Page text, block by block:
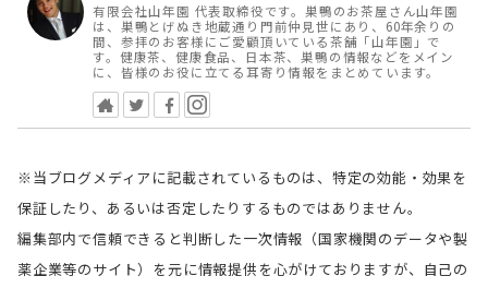
有限会社山年園 代表取締役です。巣鴨のお茶屋さん山年園
は、巣鴨とげぬき地蔵通り門前仲見世にあり、60年余りの
間、参拝のお客様にご愛顧頂いている茶舗「山年園」で
す。健康茶、健康食品、日本茶、巣鴨の情報などをメイン
に、皆様のお役に立てる耳寄り情報をまとめています。
※当ブログメディアに記載されているものは、特定の効能・効果を
保証したり、あるいは否定したりするものではありません。
編集部内で信頼できると判断した一次情報（国家機関のデータや製
薬企業等のサイト）を元に情報提供を心がけておりますが、自己の